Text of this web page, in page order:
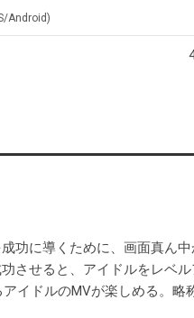
Android
功に導くために、画面真ん中
させると、アイドルをレベ
イドルのMVが楽しめる。略